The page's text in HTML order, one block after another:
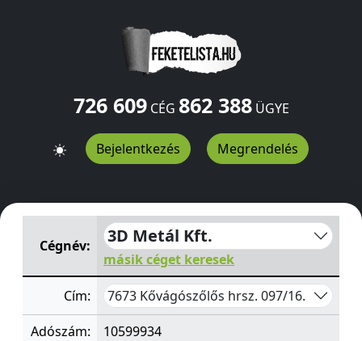
726 609CÉG 862 388ÜGYE
Bejelentkezés Megrendelés
hrsz. 097/16.Kővágószőlős7673HU
Cégnév:
3D Metál Kft.
másik céget keresek
Cím: 7673 Kővágószőlős hrsz. 097/16.
Adószám: 10599934